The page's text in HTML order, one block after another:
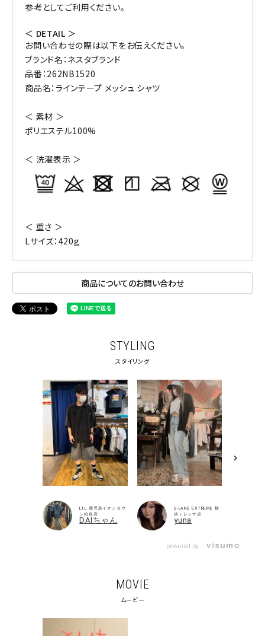
参考としてご利用ください。
＜ DETAIL ＞
お問い合わせの際は以下をお伝えください。
ブランド名：ネスタブランド
品番：262NB1520
商品名：ラインテープ メッシュ シャツ
＜ 素材 ＞
ポリエステル100%
＜ 洗濯表示 ＞
＜ 重さ ＞
Lサイズ：420g
商品についてのお問い合わせ
STYLING
スタイリング
LTL 鹿児島イオンタウ
ン姶良店
DAIちゃん
G-LAND EXTREME 横
浜トレッサ店
yuna
powered by
MOVIE
ムービー